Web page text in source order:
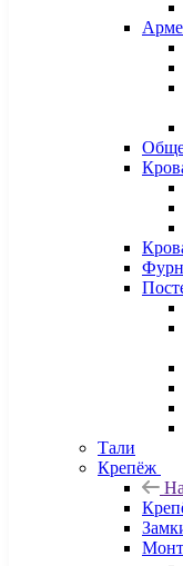
Тали
Крепёж